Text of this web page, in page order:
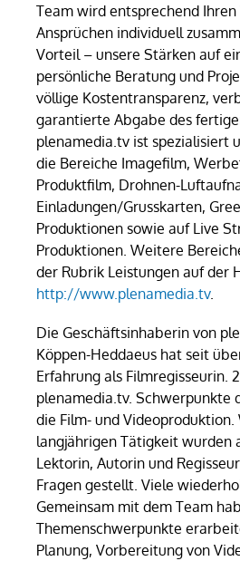
Team wird entsprechend
Ansprüchen individuell
Vorteil – unsere Stärken auf
persönliche Beratung und
völlige Kostentransparenz,
garantierte Abgabe des
plenamedia.tv ist spezialisiert
die Bereiche Imagefilm,
Produktfilm, Drohnen-
Einladungen/Grusskarten,
Produktionen sowie auf Live
Produktionen. Weitere
der Rubrik Leistungen auf der
http://www.plenamedia.tv.
Die Geschäftsinhaberin von
Köppen-Heddaeus hat seit
Erfahrung als Filmregisseurin.
plenamedia.tv. Schwerpunkte
die Film- und
langjährigen Tätigkeit wurden
Lektorin, Autorin und
Fragen gestellt. Viele
Gemeinsam mit dem Team
Themenschwerpunkte
Planung, Vorbereitung von